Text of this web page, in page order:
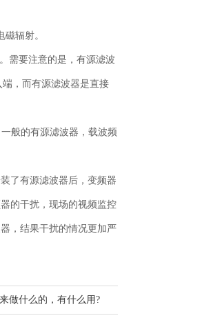
辐射。
需要注意的是，有源滤波
，而有源滤波器是直接
般的有源滤波器，载波频
了有源滤波器后，变频器
的干扰，现场的视频监控
，结果干扰的情况更加严
做什么的，有什么用?